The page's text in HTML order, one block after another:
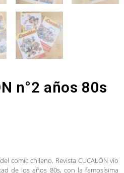
n°2 años 80s
comic chileno. Revista CUCALÓN vio
de los años 80s, con la famosísima